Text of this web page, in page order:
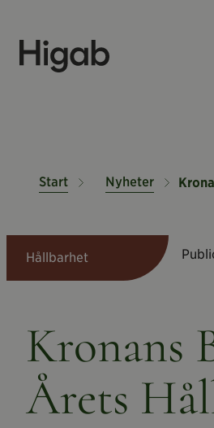
Start Nyheter
Hållbarhet
Kronans
Årets